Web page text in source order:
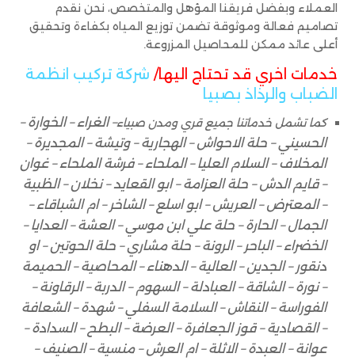
العملاء وبفضل فريقنا المؤهل والمتخصص، نحن نقدم
تصاميم فعالة وموثوقة تضمن توزيع المياه بكفاءة وتحقيق
أعلى عائد ممكن للمحاصيل المزروعة.
خدمات اخري قد تحتاج اليها/ شركة تركيب انظمة
الضباب والرذاذ بصبيا
كما تشمل خدماتنا جميع قري ومدن صبياء– الغراء – الخوارة –
الحسيني – حلة الاحواش – الهجارية – وتيشة – المجديرة –
المخلاف – السلام العليا – الملحاء – فرشة الملحاء – غوان
– قايم الدش – حلة العزامة – ابو القعايد – نخلان – الظبية
– المعترض – العريش – ابو اسلع – الشاخر – ام الشباقاء –
الجمال – الحارة – حلة علي ابن موسي – العشة – العدايا –
الخضراء – الباحر – الرونة – حلة مشاري – حلة الحوتين – او
دنقور – الجدين – العالية – الدهناء – المحاصية – الحميمة
– نورة – الشاقة – العبادلة – السهوم – الدربة – الرقاونة –
الفوراسة – النقاش – السلامة السفلي – شهدة – الشعافة
– القصادية – قوز الجعافرة – العرضة – البطح – السدادة –
عوانة – العبدة – الاثلة – ام العرش – منسية – الصنيف –